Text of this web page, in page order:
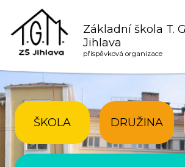
Základní škola T.
Jihlava
příspěvková organizace
ŠKOLA DRUŽINA